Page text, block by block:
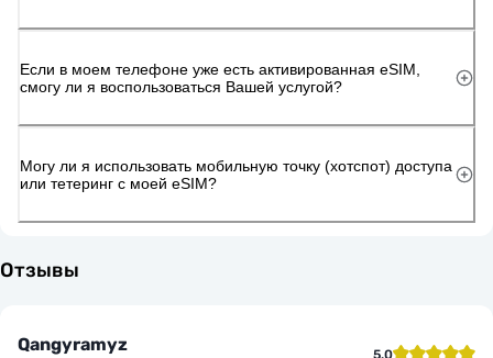
Если в моем телефоне уже есть активированная eSIM,
смогу ли я воспользоваться Вашей услугой?
Могу ли я использовать мобильную точку (хотспот) доступа
или тетеринг с моей eSIM?
Отзывы
Qangyramyz 5.0